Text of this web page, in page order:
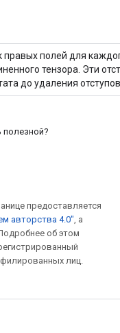
правых полей для
тензора. Эти
до удаления
полезной?
предоставляется
авторства 4.0" , а
Подробнее об этом
лиц.